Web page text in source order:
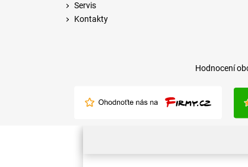
Servis
Kontakty
Hodnocení